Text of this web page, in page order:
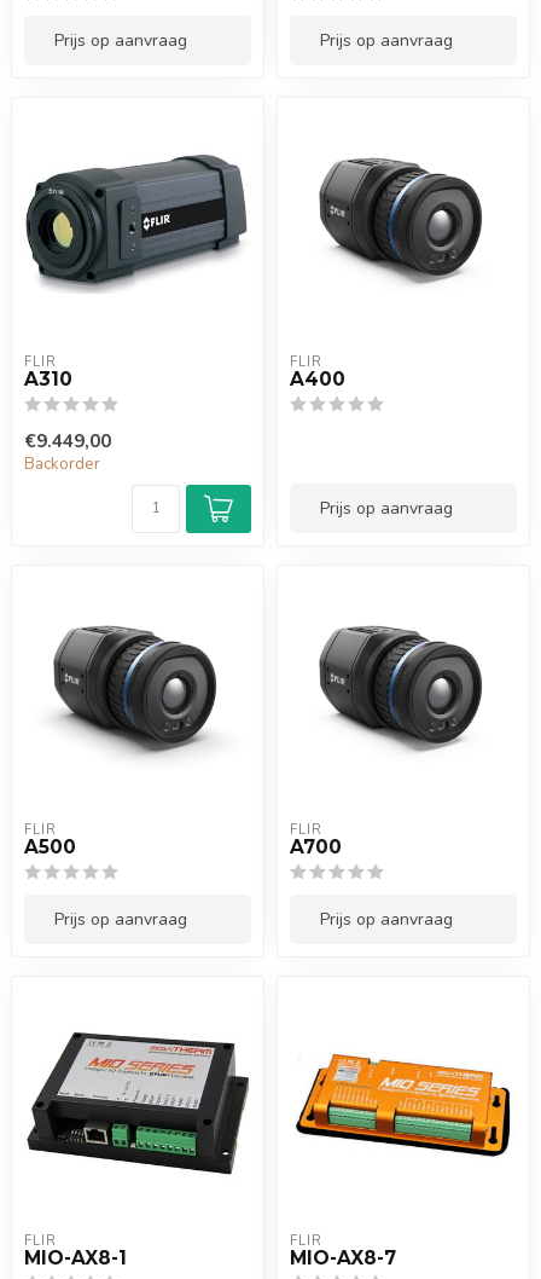
Prijs op aanvraag Prijs op aanvraag
FLIR
A310
€9.449,00
Backorder
FLIR
A400
Prijs op aanvraag
FLIR
A500
Prijs op aanvraag
FLIR
A700
Prijs op aanvraag
FLIR
MIO-AX8-1
FLIR
MIO-AX8-7